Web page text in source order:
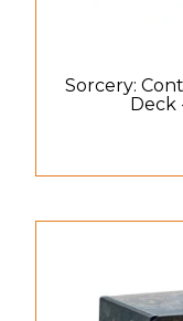
Sorcery:
Deck